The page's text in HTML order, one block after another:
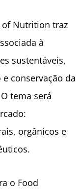
of Nutrition traz
à
sustentáveis,
conservação da
tema será
orgânicos e
o Food